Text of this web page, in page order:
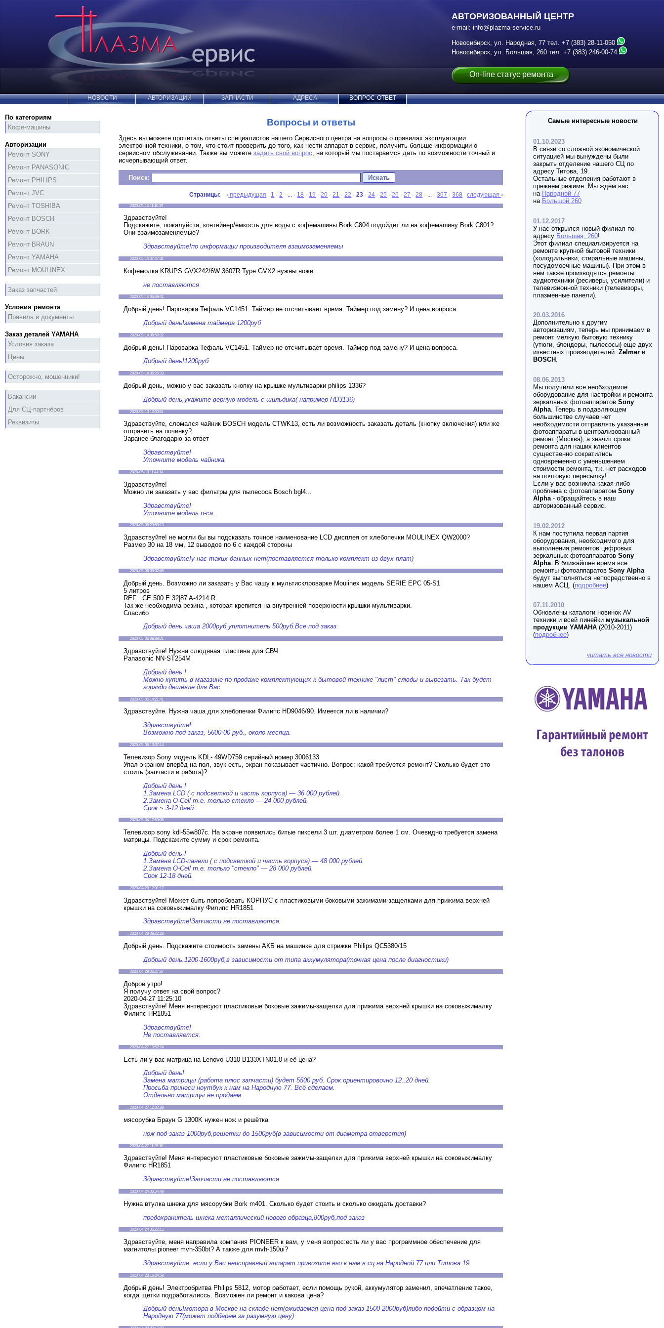
On-line статус ремонта
АВТОРИЗОВАННЫЙ ЦЕНТР
e-mail: info@plazma-service.ru
Новосибирск, ул. Народная, 77 тел. +7 (383) 28-11-050
Новосибирск, ул. Большая, 260 тел. +7 (383) 246-00-74
НОВОСТИ АВТОРИЗАЦИИ ЗАПЧАСТИ АДРЕСА ВОПРОС-ОТВЕТ
По категориям
Кофе-машины
Авторизации
Ремонт SONY
Ремонт PANASONIC
Ремонт PHILIPS
Ремонт JVC
Ремонт TOSHIBA
Ремонт BOSCH
Ремонт BORK
Ремонт BRAUN
Ремонт YAMAHA
Ремонт MOULINEX
Заказ запчастей
Условия ремонта
Правила и документы
Заказ деталей YAMAHA
Условия заказа
Цены
Осторожно, мошенники!
Вакансии
Для СЦ-партнёров
Реквизиты
Вопросы и ответы
Здесь вы можете прочитать ответы специалистов нашего Сервисного центра на вопросы о правилах эксплуатации
электронной техники, о том, что стоит проверить до того, как нести аппарат в сервис, получить больше информации о
сервисном обслуживании. Также вы можете задать свой вопрос , на который мы постараемся дать по возможности точный и
исчерпывающий ответ.
Поиск:
Страницы: ‹ предыдущая 1 · 2 · ... · 18 · 19 · 20 · 21 · 22 ·23 · 24 · 25 · 26 · 27 · 28 · ... ·367 ·368 следующая›
2020-05-14 11:10:39
Здравствуйте!
Подскажите, пожалуйста, контейнер/ёмкость для воды с кофемашины Bork С804 подойдёт ли на кофемашину Bork C801?
Они взаимозаменяемые?
Здравствуйте!по информации производителя взаимозаменяемы
2020-05-14 07:47:31
Кофемолка KRUPS GVX242/6W 3607R Type GVX2 нужны ножи
не поставляются
2020-05-14 06:59:41
Добрый день! Пароварка Тефаль VC1451. Таймер не отсчитывает время. Таймер под замену? И цена вопроса.
Добрый день!замена таймера 1200руб
2020-05-14 06:58:32
Добрый день! Пароварка Тефаль VC1451. Таймер не отсчитывает время. Таймер под замену? И цена вопроса.
Добрый день!1200руб
2020-05-14 06:26:33
Добрый день, можно у вас заказать кнопку на крышке мультиварки philips 1336?
Добрый день,укажите верную модель с шильдика( например HD3136)
2020-05-13 12:00:51
Здравствуйте, сломался чайник BOSCH модель CTWK13, есть ли возможность заказать деталь (кнопку включения) или же
отправить на починку?
Заранее благодарю за ответ
Здравствуйте!
Уточните модель чайника.
2020-05-13 11:44:14
Здравствуйте!
Можно ли заказать у вас фильтры для пылесоса Bosch bgl4...
Здравствуйте!
Уточните модель п-са.
2020-05-08 23:58:13
Здравствуйте! не могли бы вы подсказать точное наименование LCD дисплея от хлебопечки MOULINEX QW2000?
Размер 30 на 18 мм, 12 выводов по 6 с каждой стороны
Здравствуйте!у нас таких данных нет(поставляется только комплект из двух плат)
2020-05-06 09:32:46
Добрый день. Возможно ли заказать у Вас чашу к мультисклроварке Moulinex модель SERIE EPC 05-S1
5 литров
REF : CE 500 E 32|87 A-4214 R
Так же необходима резина , которая крепится на внутренней поверхности крышки мультиварки.
Спасибо
Добрый день.чаша 2000руб,уплотнитель 500руб.Все под заказ.
2020-05-06 08:38:01
Здравствуйте! Нужна слюдяная пластина для СВЧ
Panasonic NN-ST254M
Добрый день !
Можно купить в магазине по продаже комплектующих к бытовой технике "лист" слюды и вырезать. Так будет
гораздо дешевле для Вас.
2020-05-05 14:21:41
Здравствуйте. Нужна чаша для хлебопечки Филипс HD9046/90. Имеется ли в наличии?
Здравствуйте!
Возможно под заказ, 5600-00 руб., около месяца.
2020-05-05 13:37:14
Телевизор Sony модель KDL- 49WD759 серийный номер 3006133
Упал экраном вперёд на пол, звук есть, экран показывает частично. Вопрос: какой требуется ремонт? Сколько будет это
стоить (запчасти и работа)?
Добрый день !
1.Замена LCD ( с подсветкой и часть корпуса) — 36 000 рублей.
2.Замена O-Cell т.е. только стекло — 24 000 рублей.
Срок ~ 3-12 дней.
2020-05-04 12:53:06
Телевизор sony kdl-55w807c. На экране появились битые пиксели 3 шт. диаметром более 1 см. Очевидно требуется замена
матрицы. Подскажите сумму и срок ремонта.
Добрый день !
1.Замена LCD-панели ( с подсветкой и часть корпуса) — 48 000 рублей.
2.Замена O-Cell т.е. только "стекло" — 28 000 рублей.
Срок 12-18 дней.
2020-04-28 12:01:17
Здравствуйте! Может быть попробовать КОРПУС с пластиковыми боковыми зажимами-защелками для прижима верхней
крышки на соковыжималку Филипс HR1851
Здравствуйте!Запчасти не поставляются.
2020-04-28 08:22:28
Добрый день. Подскажите стоимость замены АКБ на машинке для стрижки Philips QC5380/15
Добрый день.1200-1600руб,в зависимости от типа аккумулятора(точная цена после диагностики)
2020-04-28 03:27:37
Доброе утро!
Я получу ответ на свой вопрос?
2020-04-27 11:25:10
Здравствуйте! Меня интересуют пластиковые боковые зажимы-защелки для прижима верхней крышки на соковыжималку
Филипс HR1851
Здравствуйте!
Не поставляется.
2020-04-27 13:52:24
Есть ли у вас матрица на Lenovo U310 B133XTN01.0 и её цена?
Добрый день!
Замена матрицы (работа плюс запчасти) будет 5500 руб. Срок ориентировочно 12..20 дней.
Просьба принеси ноутбук к нам на Народную 77. Всё сделаем.
Отдельно матрицы не продаём.
2020-04-27 12:02:38
мясорубка Браун G 1300K нужен нож и решётка
нож под заказ 1000руб,решетки до 1500руб(в зависимости от диаметра отверстия)
2020-04-27 11:25:10
Здравствуйте! Меня интересуют пластиковые боковые зажимы-защелки для прижима верхней крышки на соковыжималку
Филипс HR1851
Здравствуйте!Запчасти не поставляются.
2020-04-24 06:54:48
Нужна втулка шнека для мясорубки Bork m401. Сколько будет стоить и сколько ожидать доставки?
предохранитель шнека металлический нового образца,800руб,под заказ
2020-04-24 05:22:15
Здравствуйте, меня направила компания PIONEER к вам, у меня вопрос:есть ли у вас программное обеспечение для
магнитолы pioneer mvh-350bt? А также для mvh-150ui?
Здравствуйте, если у Вас неисправный аппарат привозите его к нам в сц на Народной 77 или Титова 19.
2020-04-23 16:34:58
Добрый день! Электробритва Philips 5812, мотор работает, если помощь рукой, аккумулятор заменил, впечатление такое,
когда щетки подработалиссь. Возможен ли ремонт и какова цена?
Добрый день!мотора в Москве на складе нет(ожидаемая цена под заказ 1500-2000руб)либо подойти с образцом на
Народную 77(может подберем за разумную цену)
Самые интересные новости
01.10.2023
В связи со сложной экономической
ситуацией мы вынуждены были
закрыть отделение нашего СЦ по
адресу Титова, 19.
Остальные отделения работают в
прежнем режиме. Мы ждём вас:
на Народной 77
на Большой 260
01.12.2017
У нас открылся новый филиал по
адресу Большая, 260!
Этот филиал специализируется на
ремонте крупной бытовой техники
(холодильники, стиральные машины,
посудомоечные машины). При этом в
нём также производятся ремонты
аудиотехники (ресиверы, усилители) и
телевизионной техники (телевизоры,
плазменные панели).
20.03.2016
Дополнительно к другим
авторизациям, теперь мы принимаем в
ремонт мелкую бытовую технику
(утюги, блендеры, пылесосы) еще двух
известных производителей: Zelmerи
BOSCH .
08.06.2013
Мы получили все необходимое
оборудование для настройки и ремонта
зеркальных фотоаппаратов Sony
Alpha. Теперь в подавляющем
большинстве случаев нет
необходимости отправлять указанные
фотоаппараты в централизованный
ремонт (Москва), а значит сроки
ремонта для наших клиентов
существенно сократились
одновременно с уменьшением
стоимости ремонта, т.к. нет расходов
на почтовую пересылку!
Если у вас возникла какая-либо
проблема с фотоаппаратом Sony
Alpha- обращайтесь в наш
авторизованный сервис.
19.02.2012
К нам поступила первая партия
оборудования, необходимого для
выполнения ремонтов цифровых
зеркальных фотоаппаратов Sony
Alpha. В ближайшее время все
ремонты фотоаппаратов Sony Alpha
будут выполняться непосредственно в
нашем АСЦ. (подробнее)
07.11.2010
Обновлены каталоги новинок AV
техники и всей линейки музыкальной
продукции YAMAHA(2010-2011)
(подробнее)
читать все новости